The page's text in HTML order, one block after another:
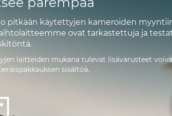
pitkään käytettyjen kameroiden
ovat tarkastettuja ja
laitteiden mukana tulevat lisävarusteet
sisältöä.